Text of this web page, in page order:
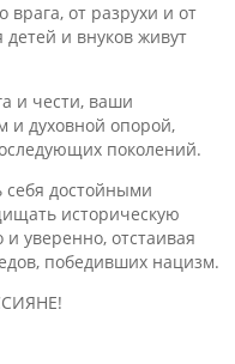
от разрухи и от
и внуков живут
и чести, ваши
и духовной опорой,
поколений.
достойными
историческую
уверенно, отстаивая
победивших нацизм.